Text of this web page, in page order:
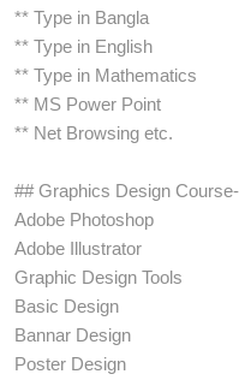
** Type in Bangla
** Type in English
** Type in Mathematics
** MS Power Point
** Net Browsing etc.
## Graphics Design Course-
Adobe Photoshop
Adobe Illustrator
Graphic Design Tools
Basic Design
Bannar Design
Poster Design